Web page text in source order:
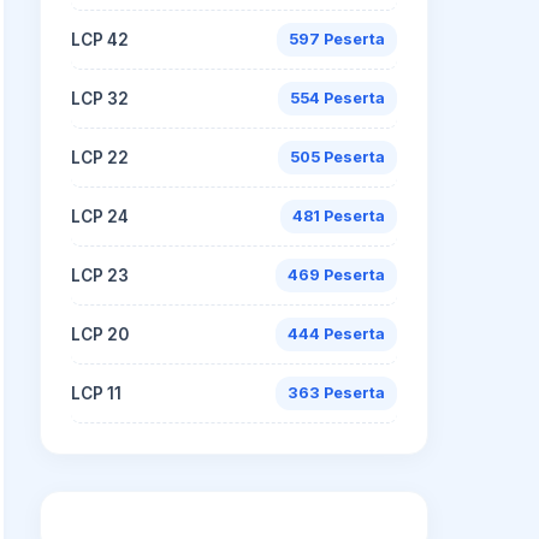
LCP 42 597 Peserta
LCP 32 554 Peserta
LCP 22 505 Peserta
LCP 24 481 Peserta
LCP 23 469 Peserta
LCP 20 444 Peserta
LCP 11 363 Peserta